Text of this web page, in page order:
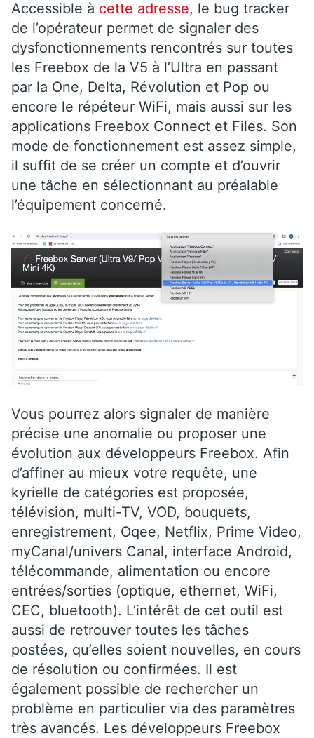
Accessible à cette adresse, le bug tracker
de l’opérateur permet de signaler des
dysfonctionnements rencontrés sur toutes
les Freebox de la V5 à l’Ultra en passant
par la One, Delta, Révolution et Pop ou
encore le répéteur WiFi, mais aussi sur les
applications Freebox Connect et Files. Son
mode de fonctionnement est assez simple,
il suffit de se créer un compte et d’ouvrir
une tâche en sélectionnant au préalable
l’équipement concerné.
Vous pourrez alors signaler de manière
précise une anomalie ou proposer une
évolution aux développeurs Freebox. Afin
d’affiner au mieux votre requête, une
kyrielle de catégories est proposée,
télévision, multi-TV, VOD, bouquets,
enregistrement, Oqee, Netflix, Prime Video,
myCanal/univers Canal, interface Android,
télécommande, alimentation ou encore
entrées/sorties (optique, ethernet, WiFi,
CEC, bluetooth). L’intérêt de cet outil est
aussi de retrouver toutes les tâches
postées, qu’elles soient nouvelles, en cours
de résolution ou confirmées. Il est
également possible de rechercher un
problème en particulier via des paramètres
très avancés. Les développeurs Freebox